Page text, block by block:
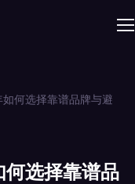
何选择靠谱品牌与避
选择靠谱品